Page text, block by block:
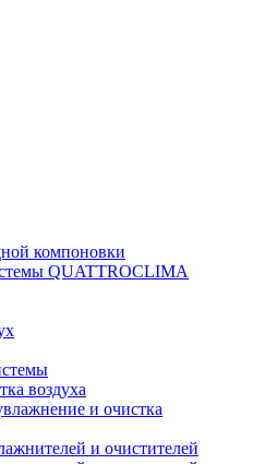
компоновки
QUATTROCLIMA
воздуха
и очистка
и очистителей